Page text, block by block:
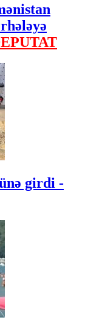
girdi -